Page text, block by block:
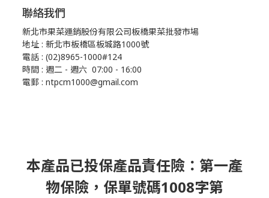
聯絡我們
新北市果菜運銷股份有限公司板橋果菜批發市場
地址 : 新北市板橋區板城路1000號
電話 : (02)8965-1000#124
時間 : 週二 - 週六 07:00 - 16:00
電郵 : ntpcm1000@gmail.com
本產品已投保產品責任險：第一產
物保險，保單號碼1008字第